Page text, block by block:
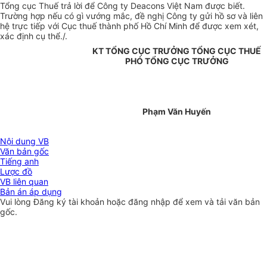
Tổng cục Thuế trả lời để Công ty Deacons Việt Nam được biết.
Trường hợp nếu có gì vướng mắc, đề nghị Công ty gửi hồ sơ và liên
hệ trực tiếp với Cục thuế thành phố Hồ Chí Minh để được xem xét,
xác định cụ thể./.
KT TỔNG CỤC TRƯỞNG TỔNG CỤC THUẾ
PHÓ TỔNG CỤC TRƯỞNG
Phạm Văn Huyến
Nội dung VB
Văn bản gốc
Tiếng anh
Lược đồ
VB liên quan
Bản án áp dụng
Vui lòngĐăng ký tài khoản hoặc đăng nhập để xem và tải văn bản
gốc.